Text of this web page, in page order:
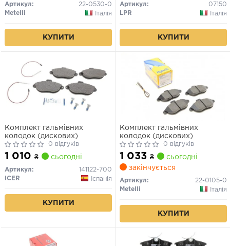
Артикул:
22-0530-0
Metelli
Італія
КУПИТИ
Артикул:
07150
LPR
Італія
КУПИТИ
Комплект гальмівних
колодок (дискових)
0 відгуків
1 010 ₴ сьогодні
Артикул:
141122-700
ICER
Іспанія
КУПИТИ
Комплект гальмівних
колодок (дискових)
0 відгуків
1 033 ₴
сьогодні
закінчується
Артикул:
22-0105-0
Metelli
Італія
КУПИТИ